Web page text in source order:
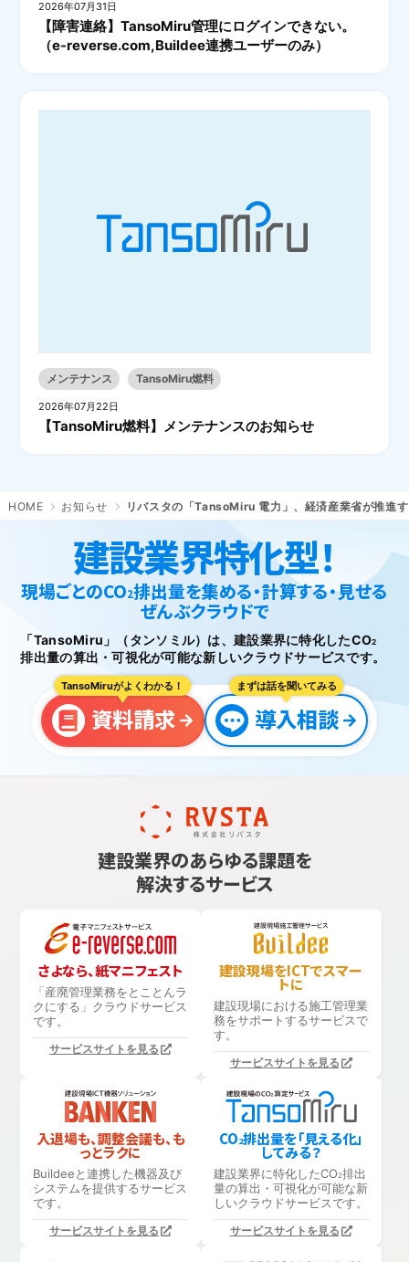
2026年07月31日
【障害連絡】TansoMiru管理にログインできない。
（e-reverse.com,Buildee連携ユーザーのみ）
メンテナンス TansoMiru燃料
2026年07月22日
【TansoMiru燃料】メンテナンスのお知らせ
HOME お知らせ リバスタの「TansoMiru 電力」、経済産業省が推進
建設業界特化型！
現場ごとのCO2排出量を集める・計算する・見せる
ぜんぶクラウドで
「TansoMiru」（タンソミル）は、建設業界に特化したCO2
排出量の算出・可視化が可能な新しいクラウドサービスです。
TansoMiruがよくわかる！
資料請求
まずは話を聞いてみる
導入相談
建設業界のあらゆる課題を
解決するサービス
さよなら、紙マニフェスト
「産廃管理業務をとことんラ
クにする」 クラウドサービス
です。
サービスサイトを見る
建設現場をICTでスマー
トに
建設現場における施工管理業
務をサポートするサービスで
す。
サービスサイトを見る
入退場も、調整会議も、も
っとラクに
Buildeeと連携した機器及び
システムを提供するサービス
です。
サービスサイトを見る
CO2排出量を「見える化」
してみる？
建設業界に特化したCO2排出
量の算出・可視化が可能な新
しいクラウドサービスです。
サービスサイトを見る